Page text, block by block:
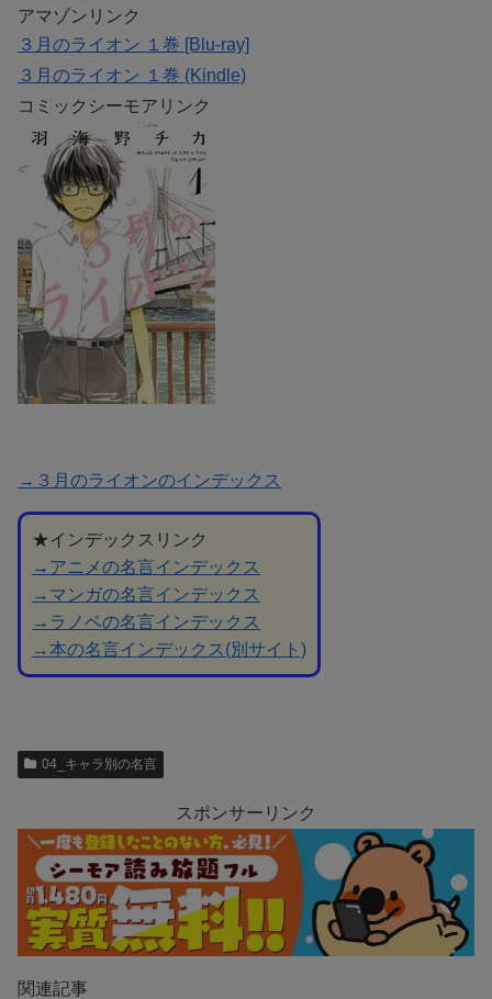
アマゾンリンク
３月のライオン １巻 [Blu-ray]
３月のライオン １巻 (Kindle)
コミックシーモアリンク
→３月のライオンのインデックス
★インデックスリンク
→アニメの名言インデックス
→マンガの名言インデックス
→ラノベの名言インデックス
→本の名言インデックス(別サイト)
04_キャラ別の名言
スポンサーリンク
関連記事